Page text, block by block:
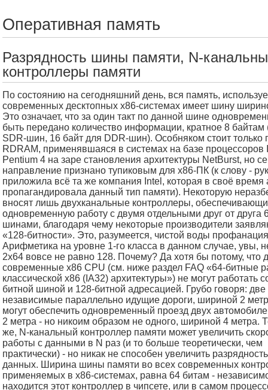
Оперативная память
Разрядность шины памяти, N-
контроллеры памяти
По состоянию на сегодняшний день, вся память,
современных десктопных x86-системах имеет шину
Это означает, что за один такт по данной шине
быть передано количество информации, кратное 8 байтам
SDR-шин, 16 байт для DDR-шин). Особняком стоит только
RDRAM, применявшаяся в системах на базе процессоров
Pentium 4 на заре становления архитектуры NetBurst, но
направление признано тупиковым для x86-ПК (к слову -
приложила всё та же компания Intel, которая в своё время
пропагандировала данный тип памяти). Некоторую
вносят лишь двухканальные контроллеры,
одновременную работу с двумя отдельными друг от друга
шинами, благодаря чему некоторые производители
«128-битности». Это, разумеется, чистой воды
Арифметика на уровне 1-го класса в данном случае, увы,
2x64 вовсе не равно 128. Почему? Да хотя бы потому, что
современные x86 CPU (см. ниже раздел FAQ «64-битные
классической x86 (IA32) архитектуры») не могут работать
битной шиной и 128-битной адресацией. Грубо говоря: две
независимые параллельно идущие дороги, шириной 2
могут обеспечить одновременный проезд двух
2 метра - но никоим образом не одного, шириной 4 метра.
же, N-канальный контроллер памяти может увеличить
работы с данными в N раз (и то больше теоретически, чем
практически) - но никак не способен увеличить
данных. Ширина шины памяти во всех современных
применяемых в x86-системах, равна 64 битам -
находится этот контроллер в чипсете, или в самом